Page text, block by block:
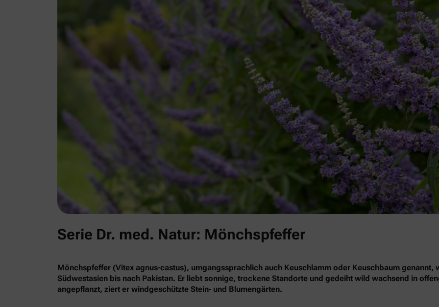
Serie Dr. med. Natur: Mönchspfeffer
Mönchspfeffer (Vitex agnus-castus), umgangssprachlich auch Keuschlamm oder Keuschbaum
Südwestasien bis nach Pakistan. Er liebt sonnige, trockene Standorte und gedeiht wild wachsend in
angepflanzt, ziert er windgeschützte Stein- und Blumengärten.